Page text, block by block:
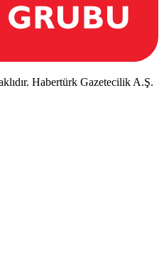
Habertürk Gazetecilik A.Ş.